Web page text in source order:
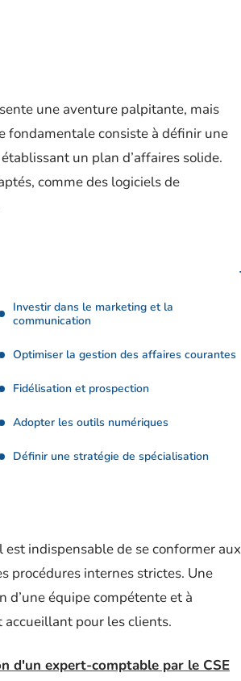
une aventure palpitante, mais
fondamentale consiste à définir une
un plan d’affaires solide.
comme des logiciels de
Investir dans le marketing et la
communication
Optimiser la gestion des affaires courantes
Fidélisation et prospection
Adopter les outils numériques
Définir une stratégie de spécialisation
indispensable de se conformer aux
procédures internes strictes. Une
équipe compétente et à
accueillant pour les clients.
d'un expert-comptable par le CSE